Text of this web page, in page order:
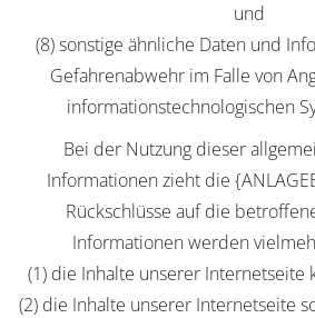
und
(8) sonstige ähnliche Daten und
Gefahrenabwehr im Falle von
informationstechnologischen
Bei der Nutzung dieser
Informationen zieht die
Rückschlüsse auf die
Informationen werden
(1) die Inhalte unserer Internetseite
(2) die Inhalte unserer Internetseite